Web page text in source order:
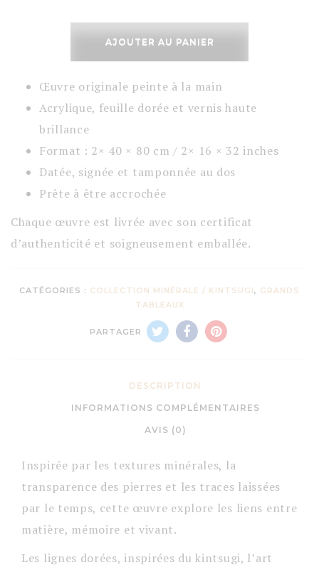
Kintsugi
Opalescent
AJOUTER AU PANIER
Œuvre originale peinte à la main
Acrylique, feuille dorée et vernis haute
brillance
Format : 2× 40 × 80 cm / 2× 16 × 32 inches
Datée, signée et tamponnée au dos
Prête à être accrochée
Chaque œuvre est livrée avec son certificat
d’authenticité et soigneusement emballée.
CATÉGORIES : COLLECTION MINÉRALE / KINTSUGI, GRANDS
TABLEAUX
PARTAGER
DESCRIPTION
INFORMATIONS COMPLÉMENTAIRES
AVIS (0)
Inspirée par les textures minérales, la
transparence des pierres et les traces laissées
par le temps, cette œuvre explore les liens entre
matière, mémoire et vivant.
Les lignes dorées, inspirées du kintsugi, l’art